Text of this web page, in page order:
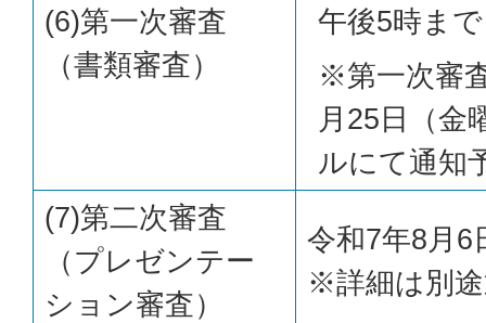
(6)第一次審査
（書類審査）
午後5時ま
※第一次審
月25日（金
ルにて通知
(7)第二次審査
（プレゼンテー
ション審査）
令和7年8月6
※詳細は別